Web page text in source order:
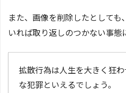
また、画像を削除したとして
いれば取り返しのつかない事態
拡散行為は人生を大きく狂
な犯罪といえるでしょう。